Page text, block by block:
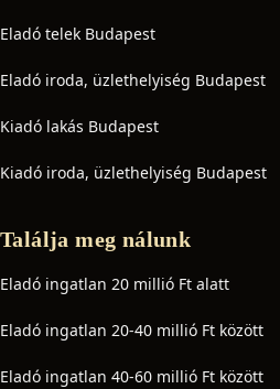
Eladó telek Budapest
Eladó iroda, üzlethelyiség Budapest
Kiadó lakás Budapest
Kiadó iroda, üzlethelyiség Budapest
Találja meg nálunk
Eladó ingatlan 20 millió Ft alatt
Eladó ingatlan 20-40 millió Ft között
Eladó ingatlan 40-60 millió Ft között